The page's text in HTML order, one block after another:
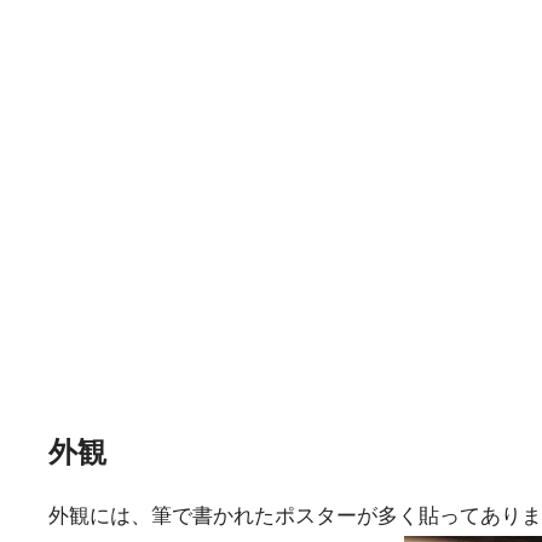
外観
外観には、筆で書かれたポスターが多く貼ってあり